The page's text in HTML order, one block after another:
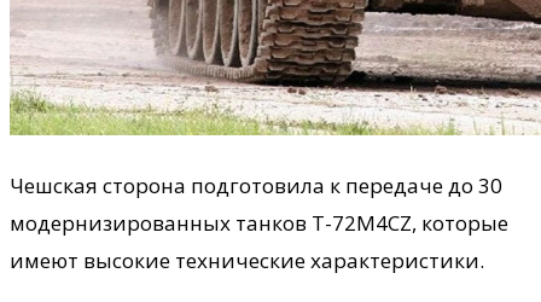
Чешская сторона подготовила к передаче до 30
модернизированных танков T-72M4CZ, которые
имеют высокие технические характеристики.